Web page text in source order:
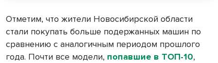
Отметим, что жители Новосибирской области
стали покупать больше подержанных машин по
сравнению с аналогичным периодом прошлого
года. Почти все модели, попавшие в ТОП-10,